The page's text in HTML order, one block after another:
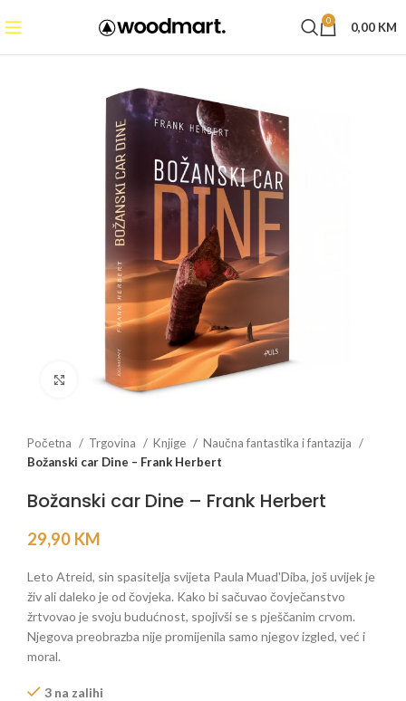
0 0,00 KM
Click to enlarge
Početna Trgovina Knjige
Naučna fantastika i fantazija
Božanski car Dine – Frank Herbert
Božanski car Dine – Frank Herbert
29,90 KM
Leto Atreid, sin spasitelja svijeta Paula Muad'Diba, još uvijek je
živ ali daleko je od čovjeka. Kako bi sačuvao čovječanstvo
žrtvovao je svoju budućnost, spojivši se s pješčanim crvom.
Njegova preobrazba nije promijenila samo njegov izgled, već i
moral.
3 na zalihi